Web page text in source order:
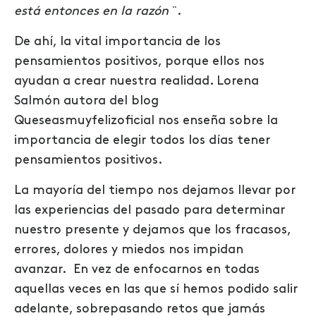
está entonces en la razón ¨.
De ahí, la vital importancia de los
pensamientos positivos, porque ellos nos
ayudan a crear nuestra realidad. Lorena
Salmón autora del blog
Queseasmuyfelizoficial nos enseña sobre la
importancia de elegir todos los días tener
pensamientos positivos.
La mayoría del tiempo nos dejamos llevar por
las experiencias del pasado para determinar
nuestro presente y dejamos que los fracasos,
errores, dolores y miedos nos impidan
avanzar. En vez de enfocarnos en todas
aquellas veces en las que sí hemos podido salir
adelante, sobrepasando retos que jamás